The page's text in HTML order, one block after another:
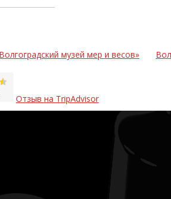
музей мер и весов»
Отзыв на TripAdvisor